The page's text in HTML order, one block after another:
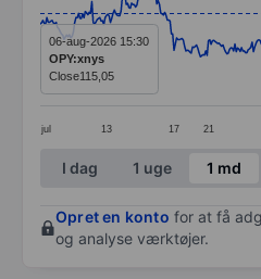
Line chart with 281 data
The chart has 1 X axis
The chart has 1 Y axis
jul 13 17 21
06-aug-2026 15:30
OPY:xnys
Close115,05
End of interactive chart.
I dag 1 uge 1 md
Opret en konto for at få
og analyse værktøjer.